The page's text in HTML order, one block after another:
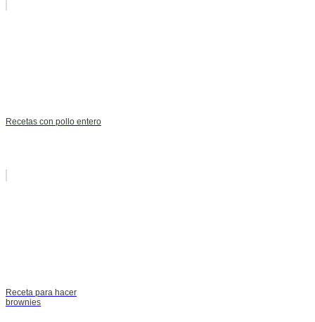
Recetas con pollo entero
Receta para hacer
brownies